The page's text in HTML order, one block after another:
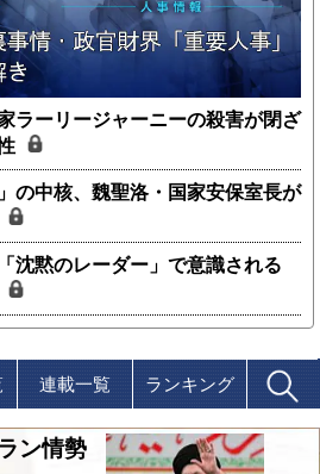
ラーリージャーニーの殺害が閉ざ
の中核、魏聖洛・国家安保室長が
沈黙のレーダー」で意識される
連載一覧 ランキング
ン情勢